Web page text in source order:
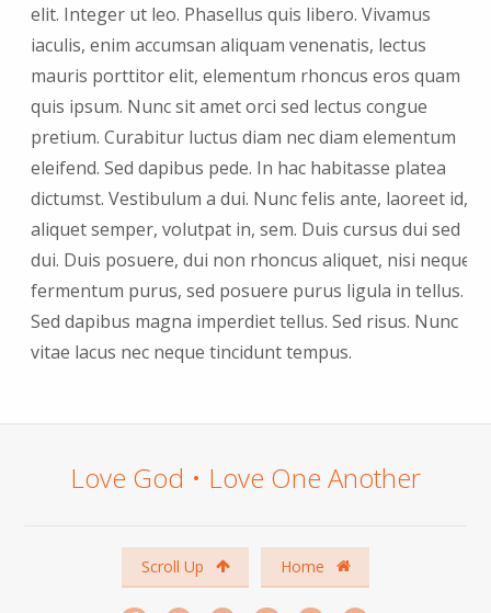
elit. Integer ut leo. Phasellus quis libero. Vivamus
iaculis, enim accumsan aliquam venenatis, lectus
mauris porttitor elit, elementum rhoncus eros quam
quis ipsum. Nunc sit amet orci sed lectus congue
pretium. Curabitur luctus diam nec diam elementum
eleifend. Sed dapibus pede. In hac habitasse platea
dictumst. Vestibulum a dui. Nunc felis ante, laoreet id,
aliquet semper, volutpat in, sem. Duis cursus dui sed
dui. Duis posuere, dui non rhoncus aliquet, nisi neque
fermentum purus, sed posuere purus ligula in tellus.
Sed dapibus magna imperdiet tellus. Sed risus. Nunc
vitae lacus nec neque tincidunt tempus.
Love God • Love One Another
Scroll Up Home